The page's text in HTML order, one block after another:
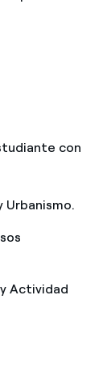
con
Urbanismo.
Actividad